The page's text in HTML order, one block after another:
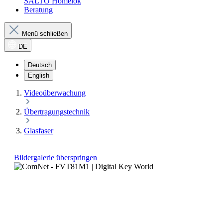
Beratung
Menü schließen
DE
Deutsch
English
Videoüberwachung
Übertragungstechnik
Glasfaser
Bildergalerie überspringen